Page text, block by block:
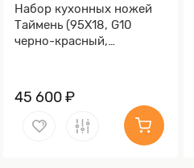
Набор кухонных ножей
Таймень (95Х18, G10
черно-красный,
45 600 ₽